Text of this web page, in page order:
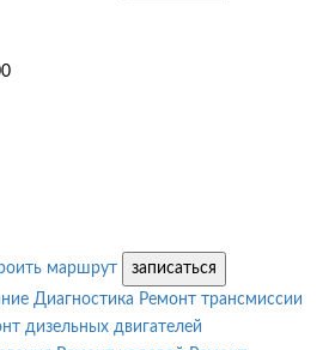
маршрут
записаться
Диагностика Ремонт трансмиссии
дизельных двигателей